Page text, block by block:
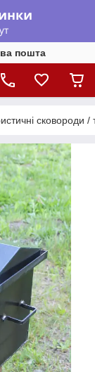
пошта
сковороди /